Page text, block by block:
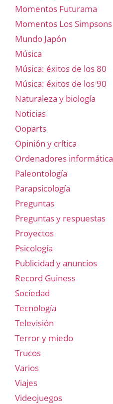
Momentos Futurama
Momentos Los Simpsons
Mundo Japón
Música
Música: éxitos de los 80
Música: éxitos de los 90
Naturaleza y biología
Noticias
Ooparts
Opinión y crítica
Ordenadores informática
Paleontología
Parapsicología
Preguntas
Preguntas y respuestas
Proyectos
Psicología
Publicidad y anuncios
Record Guiness
Sociedad
Tecnología
Televisión
Terror y miedo
Trucos
Varios
Viajes
Videojuegos